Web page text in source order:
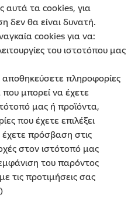
αυτά τα cookies, για
δεν θα είναι δυνατή.
cookies για να:
του ιστοτόπου μας
πληροφορίες
μπορεί να έχετε
μας ή προϊόντα,
που έχετε επιλέξει
πρόσβαση στις
στον ιστότοπό μας
του παρόντος
τις προτιμήσεις σας